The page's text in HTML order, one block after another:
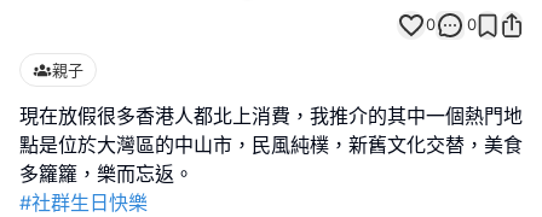
0 0
親子
現在放假很多香港人都北上消費，我推介的其中一個熱門地
點是位於大灣區的中山市，民風純樸，新舊文化交替，美食
#社群生日快樂